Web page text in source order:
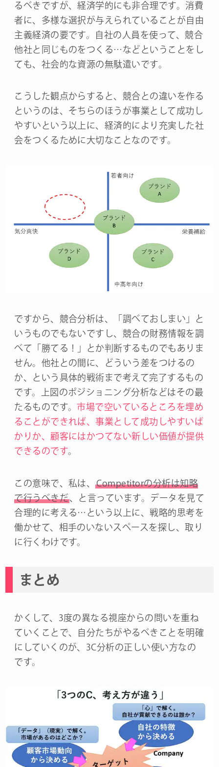
るべきですが、経済学的にも非合理です。消費
者に、多様な選択が与えられていることが自由
主義経済の要です。自社の人員を使って、競合
他社と同じものをつくる…などということをし
ても、社会的な資源の無駄遣いです。
こうした観点からすると、競合との違いを作る
というのは、そちらのほうが事業として成功し
やすいという以上に、経済的により充実した社
会をつくるために大切なことなのです。
ですから、競合分析は、「調べておしまい」と
いうものでもないですし、競合の財務情報を調
べて「勝てる！」とか判断するものでもありま
せん。他社との間に、どういう差をつけるの
か、という具体的戦術まで考えて完了するもの
です。上図のポジショニング分析などはその最
たるものです。市場で空いているところを埋め
ることができれば、事業として成功しやすいば
かりか、顧客にはかつてない新しい価値が提供
できるのです。
この意味で、私は、Competitorの分析は知略
で行うべきだ、と言っています。データを見て
合理的に考える…という以上に、戦略的思考を
働かせて、相手のいないスペースを探し、取り
に行くわけです。
まとめ
かくして、3度の異なる視座からの問いを重ね
ていくことで、自分たちがやるべきことを明確
にしていくのが、3C分析の正しい使い方なの
です。